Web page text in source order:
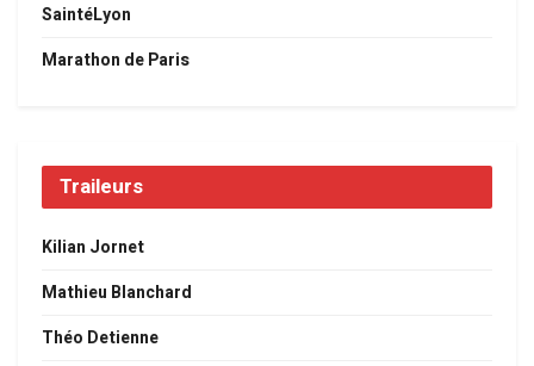
SaintéLyon
Marathon de Paris
Traileurs
Kilian Jornet
Mathieu Blanchard
Théo Detienne